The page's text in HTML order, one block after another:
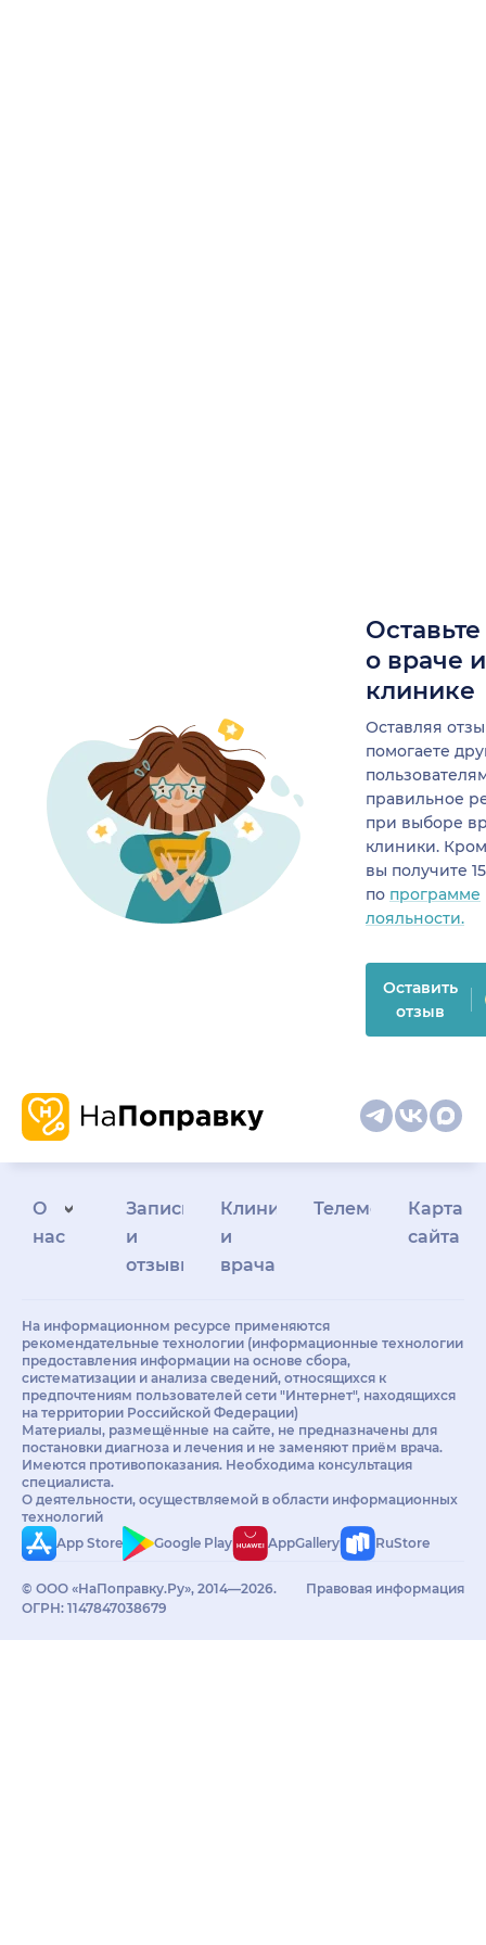
о враче
клинике
Оставляя
помогаете
правильное
при выборе
клиники.
вы получите
по программе
лояльности.
Оставить
отзыв
О
нас
Запись
и
отзывы
Клиникам
и
врачам
Телемедицина
Карта
сайта
На информационном ресурсе применяются
рекомендательные технологии (информационные технологии
предоставления информации на основе сбора,
систематизации и анализа сведений, относящихся к
предпочтениям пользователей сети "Интернет", находящихся
на территории Российской Федерации)
Материалы, размещённые на сайте, не предназначены для
постановки диагноза и лечения и не заменяют приём врача.
Имеются противопоказания. Необходима консультация
специалиста.
О деятельности, осуществляемой в области информационных
технологий
App Store
Google Play AppGallery RuStore
© ООО «НаПоправку.Ру», 2014—2026.
ОГРН: 1147847038679
Правовая информация